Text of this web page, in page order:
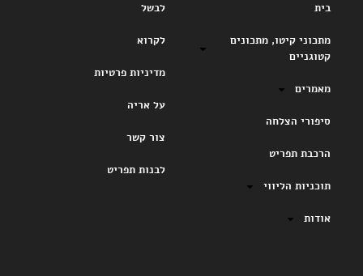
בית
מתכוני קיטו, מתכונים
קטוגניים
מאמרים
סיפורי הצלחה
הרכבת תפריט
תוכניות הליווי
אודות
לבשל
לקרוא
מדיניות פרטיות
על אריה
צור קשר
לבנות תפריט